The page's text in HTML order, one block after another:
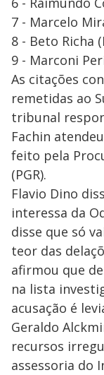
7 - Marcelo
8 - Beto Richa
9 - Marconi
As citações
remetidas ao
tribunal
Fachin
feito pela
(PGR).
Flavio Dino
interessa da
disse que só
teor das
afirmou que
na lista
acusação é
Geraldo
recursos
assessoria do